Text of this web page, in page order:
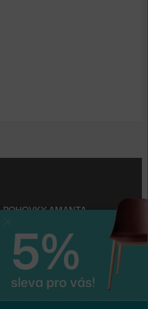
POHOVKY AMANTA
5%
sleva pro vás!